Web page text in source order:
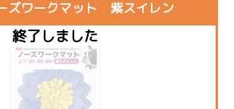
ズワークマット 紫スイレン